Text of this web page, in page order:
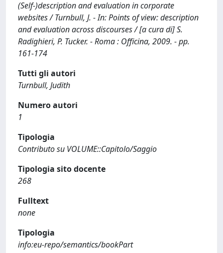
(Self-)description and evaluation in corporate
websites / Turnbull, J. - In: Points of view: description
and evaluation across discourses / [a cura di] S.
Radighieri, P. Tucker. - Roma : Officina, 2009. - pp.
161-174
Tutti gli autori
Turnbull, Judith
Numero autori
1
Tipologia
Contributo su VOLUME::Capitolo/Saggio
Tipologia sito docente
268
Fulltext
none
Tipologia
info:eu-repo/semantics/bookPart